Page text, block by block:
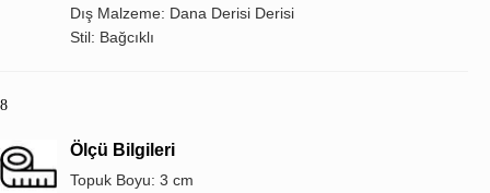
Dış Malzeme: Dana Derisi Derisi
Stil: Bağcıklı
8
Ölçü Bilgileri
Topuk Boyu: 3 cm